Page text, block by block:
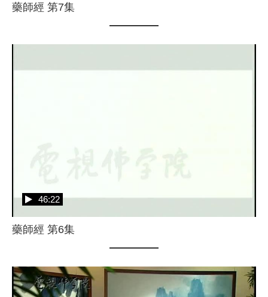
藥師經 第7集
藥師經 第6集
46:22